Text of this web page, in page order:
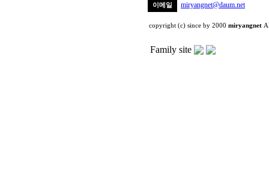
이메일 miryangnet@daum.net
copyright (c) since by 2000 miryangnet
Family site